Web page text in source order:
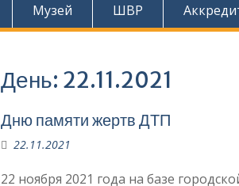
Музей ШВР
День: 22.11.2021
Дню памяти жертв ДТП
22.11.2021
22 ноября 2021 года на базе